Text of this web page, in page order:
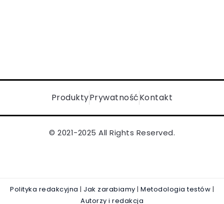
ProduktyPrywatnośćKontakt
© 2021-2025 All Rights Reserved.
Polityka redakcyjna | Jak zarabiamy | Metodologia testów |
Autorzy i redakcja